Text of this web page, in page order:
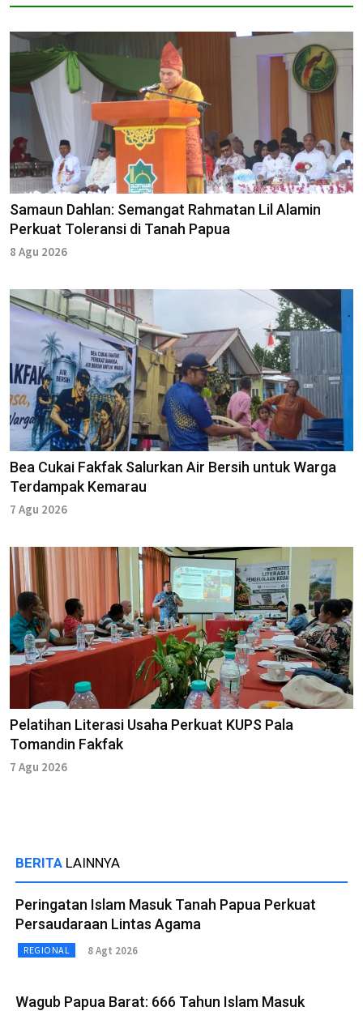
Samaun Dahlan: Semangat Rahmatan Lil Alamin
Perkuat Toleransi di Tanah Papua
8 Agu 2026
Bea Cukai Fakfak Salurkan Air Bersih untuk Warga
Terdampak Kemarau
7 Agu 2026
Pelatihan Literasi Usaha Perkuat KUPS Pala
Tomandin Fakfak
7 Agu 2026
BERITA LAINNYA
Peringatan Islam Masuk Tanah Papua Perkuat
Persaudaraan Lintas Agama
REGIONAL 8 Agt 2026
Wagub Papua Barat: 666 Tahun Islam Masuk